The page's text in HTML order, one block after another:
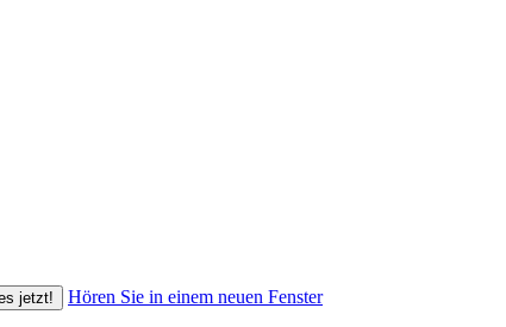
jetzt! Hören Sie in einem neuen Fenster